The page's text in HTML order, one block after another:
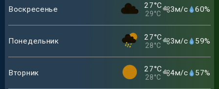
Воскресенье 27°C
29°C 3м/с 60%
Понедельник 27°C
28°C 3м/с 59%
Вторник 27°C
28°C 4м/с 57%